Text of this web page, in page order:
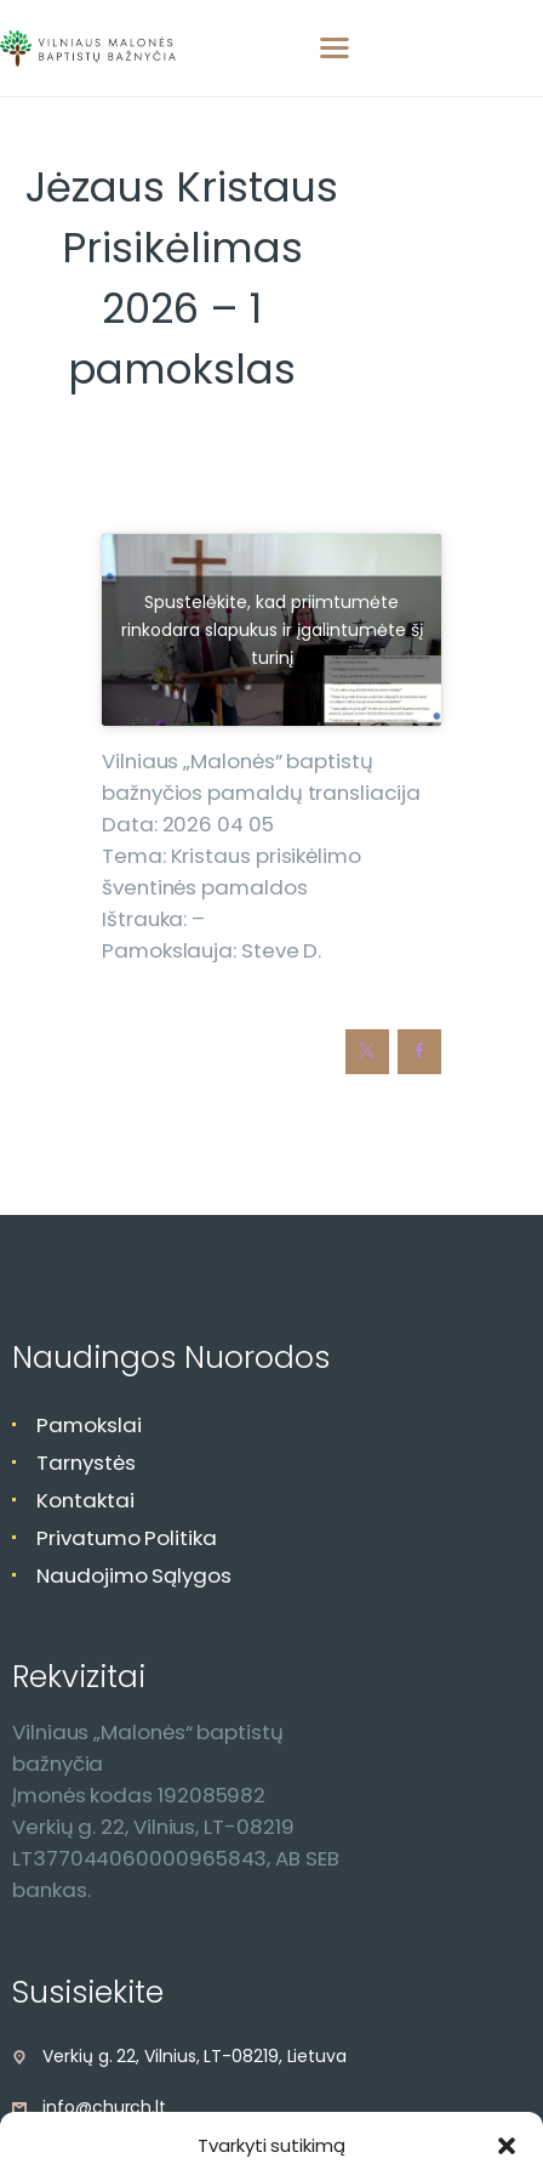
Tvarkyti sutikimą
Jėzaus Kristaus
Prisikėlimas
2026 – 1
pamokslas
PAGRINDINIS
APIE MUS
APSILANKYKITE
RENGINIAI
KONTAKTAI
Spustelėkite, kad priimtumėte
rinkodara slapukus ir įgalintumėte šį
turinį
Vilniaus „Malonės” baptistų
bažnyčios pamaldų transliacija
Data: 2026 04 05
Tema: Kristaus prisikėlimo
šventinės pamaldos
Ištrauka: –
Pamokslauja: Steve D.
Naudingos Nuorodos
Pamokslai
Tarnystės
Kontaktai
Privatumo Politika
Naudojimo Sąlygos
Rekvizitai
Vilniaus „Malonės“ baptistų
bažnyčia
Įmonės kodas 192085982
Verkių g. 22, Vilnius, LT-08219
LT377044060000965843, AB SEB
bankas.
Susisiekite
Verkių g. 22, Vilnius, LT-08219, Lietuva
info@church.lt